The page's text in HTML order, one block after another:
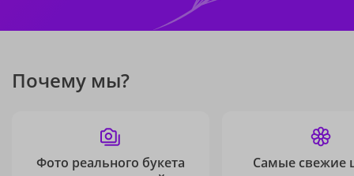
Почему мы?
Фото реального букета
Самые свежие